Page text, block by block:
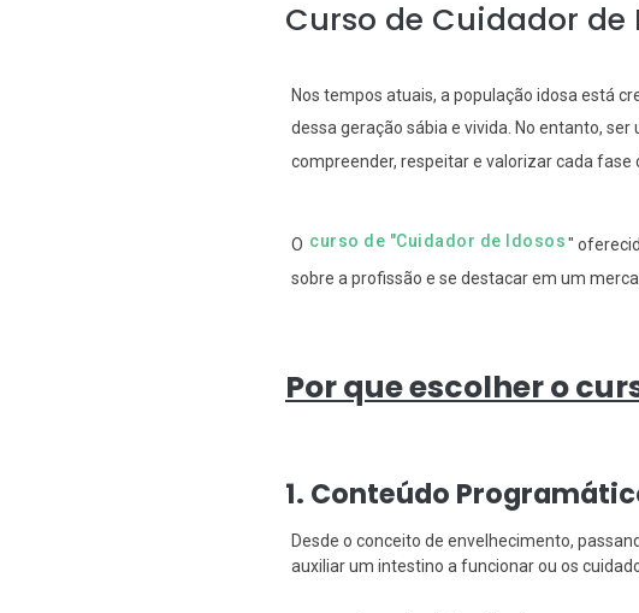
Curso de Cuidador de
Nos tempos atuais, a população idosa está
dessa geração sábia e vivida. No entanto, ser
compreender, respeitar e valorizar cada fase
O curso de "Cuidador de Idosos"
sobre a profissão e se destacar em um
Por que escolher o
1. Conteúdo
Desde o conceito de envelhecimento,
auxiliar um intestino a funcionar ou os